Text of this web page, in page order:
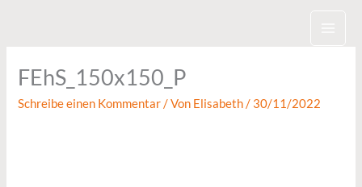
FEhS_150x150_P
Schreibe einen Kommentar / Von Elisabeth/ 30/11/2022